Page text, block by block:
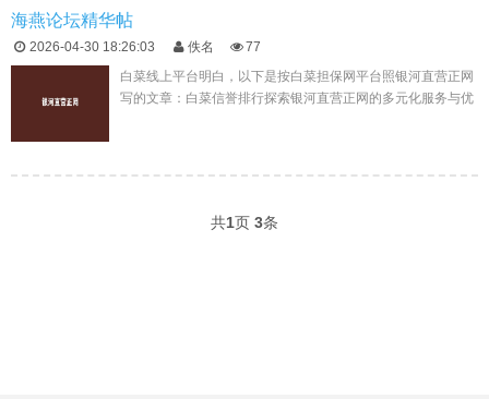
海燕论坛精华帖
2026-04-30 18:26:03 佚名
77
白菜线上平台明白，以下是按白菜担保网平台照银河直营正网
写的文章：白菜信誉排行探索银河直营正网的多元化服务与优
共1页 3条